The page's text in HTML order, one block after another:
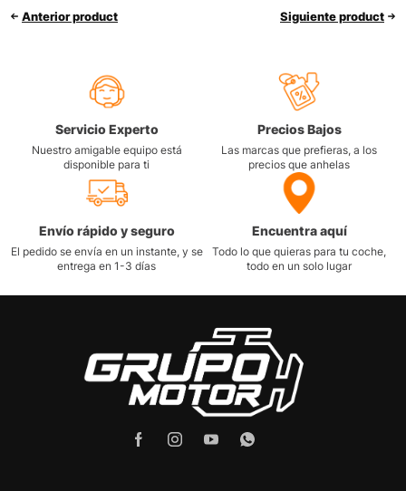
Anterior product Siguiente product
Servicio Experto
Nuestro amigable equipo está
disponible para ti
Precios Bajos
Las marcas que prefieras, a los
precios que anhelas
Envío rápido y seguro
El pedido se envía en un instante, y se
entrega en 1-3 días
Encuentra aquí
Todo lo que quieras para tu coche,
todo en un solo lugar